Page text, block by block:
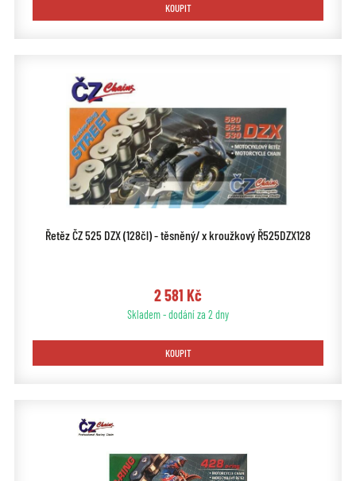
KOUPIT
Řetěz ČZ 525 DZX (128čl) - těsněný/ x kroužkový Ř525DZX128
2 581 Kč
Skladem - dodání za 2 dny
KOUPIT